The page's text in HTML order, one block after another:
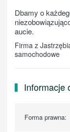
Dbamy o
aucie.
Firma z
samochodowe
Informacje
Forma prawna: